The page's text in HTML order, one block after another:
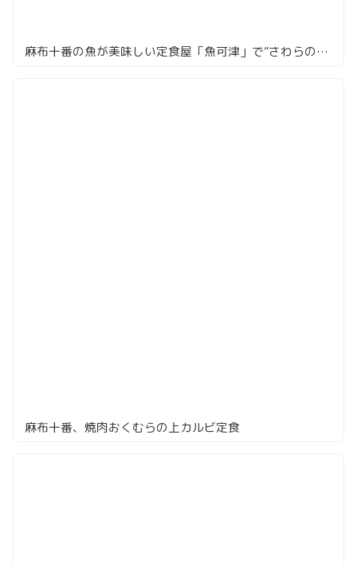
麻布十番の魚が美味しい定食屋「魚可津」で”さわらの味噌漬け焼き定食”
麻布十番、焼肉おくむらの上カルビ定食